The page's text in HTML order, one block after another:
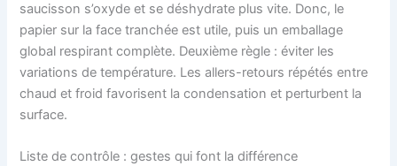
saucisson s’oxyde et se déshydrate plus vite. Donc, le
papier sur la face tranchée est utile, puis un emballage
global respirant complète. Deuxième règle : éviter les
variations de température. Les allers-retours répétés entre
chaud et froid favorisent la condensation et perturbent la
surface.
Liste de contrôle : gestes qui font la différence